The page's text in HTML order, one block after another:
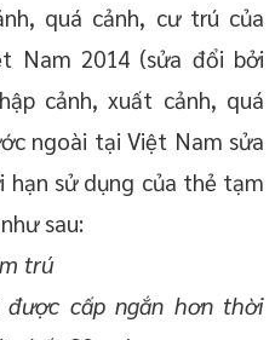
quá cảnh, cư trú của
Nam 2014 (sửa đổi bởi
cảnh, xuất cảnh, quá
ngoài tại Việt Nam sửa
hạn sử dụng của thẻ tạm
sau:
trú
cấp ngắn hơn thời